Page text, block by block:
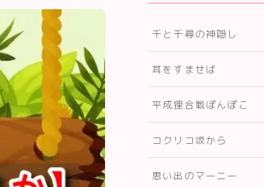
千と千尋の神隠し
耳をすませば
平成狸合戦ぽんぽこ
コクリコ坂から
思い出のマーニー